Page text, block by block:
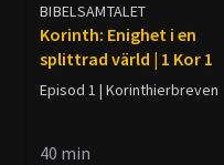
BIBELSAMTALET
Korinth: Enighet i en
splittrad värld | 1 Kor 1
Episod 1 | Korinthierbreven
40 min